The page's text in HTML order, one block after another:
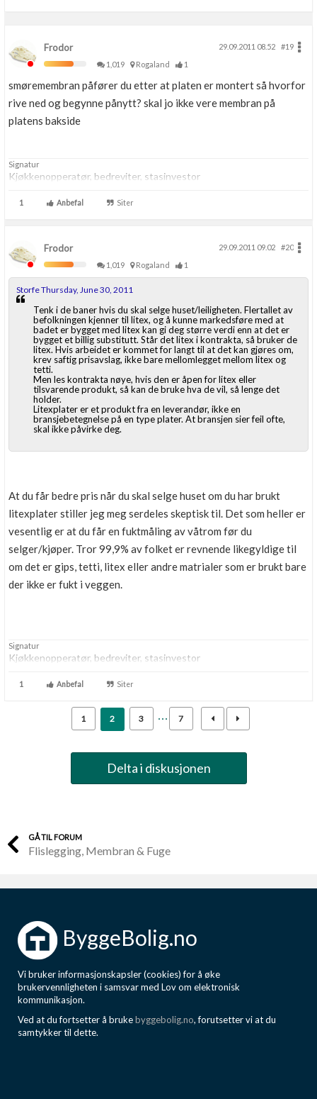
Frodor 29.09.2011 08.52
#19
1,019
Rogaland 1
smøremembran påfører du etter at platen er montert så hvorfor
rive ned og begynne pånytt? skal jo ikke vere membran på
platens bakside
Signatur
Kjøkkenopperatør, bedreviter, stasinvestor
1 Anbefal Siter
Frodor 29.09.2011 09.02
#20
1,019
Rogaland 1
Storfe Thursday, June 30, 2011
Tenk i de baner hvis du skal selge huset/leiligheten. Flertallet av
befolkningen kjenner til litex, og å kunne markedsføre med at
badet er bygget med litex kan gi deg større verdi enn at det er
bygget et billig substitutt. Står det litex i kontrakta, så bruker de
litex. Hvis arbeidet er kommet for langt til at det kan gjøres om,
krev saftig prisavslag, ikke bare mellomlegget mellom litex og
tetti.
Men les kontrakta nøye, hvis den er åpen for litex eller
tilsvarende produkt, så kan de bruke hva de vil, så lenge det
holder.
Litexplater er et produkt fra en leverandør, ikke en
bransjebetegnelse på en type plater. At bransjen sier feil ofte,
skal ikke påvirke deg.
At du får bedre pris når du skal selge huset om du har brukt
litexplater stiller jeg meg serdeles skeptisk til. Det som heller er
vesentlig er at du får en fuktmåling av våtrom før du
selger/kjøper. Tror 99,9% av folket er revnende likegyldige til
om det er gips, tetti, litex eller andre matrialer som er brukt bare
der ikke er fukt i veggen.
Signatur
Kjøkkenopperatør, bedreviter, stasinvestor
1 Anbefal Siter
1 2 3 7
Delta i diskusjonen
GÅ TIL FORUM
Flislegging, Membran & Fuge
ByggeBolig.no
Vi bruker informasjonskapsler (cookies) for å øke
brukervennligheten i samsvar med Lov om elektronisk
kommunikasjon.
Ved at du fortsetter å brukebyggebolig.no, forutsetter vi at du
samtykker til dette.